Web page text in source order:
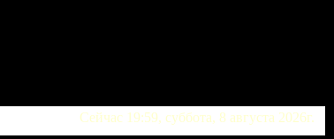
Сейчас 19:59, суббота, 8 августа 2026г.